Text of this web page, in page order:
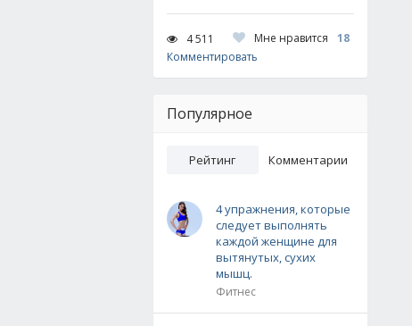
4 511 Мне нравится
18
Комментировать
Популярное
Рейтинг Комментарии
4 упражнения, которые
следует выполнять
каждой женщине для
вытянутых, сухих
мышц.
Фитнес